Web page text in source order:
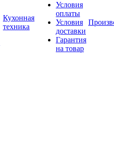
Кухонная
техника
Условия
оплаты
Условия
доставки
Гарантия
на товар